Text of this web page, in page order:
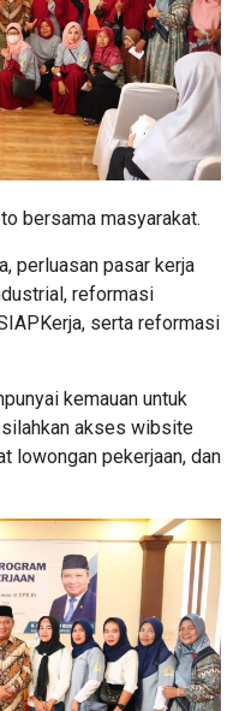
bersama masyarakat.
perluasan pasar kerja
reformasi
serta reformasi
kemauan untuk
akses wibsite
lowongan pekerjaan, dan